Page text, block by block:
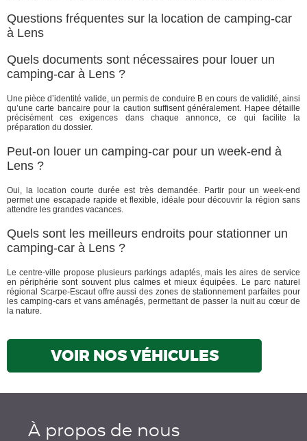
Questions fréquentes sur la location de camping-car
à Lens
Quels documents sont nécessaires pour louer un
camping-car à Lens ?
Une pièce d’identité valide, un permis de conduire B en cours de validité, ainsi
qu’une carte bancaire pour la caution suffisent généralement. Hapee détaille
précisément ces exigences dans chaque annonce, ce qui facilite la
préparation du dossier.
Peut-on louer un camping-car pour un week-end à
Lens ?
Oui, la location courte durée est très demandée. Partir pour un week-end
permet une escapade rapide et flexible, idéale pour découvrir la région sans
attendre les grandes vacances.
Quels sont les meilleurs endroits pour stationner un
camping-car à Lens ?
Le centre-ville propose plusieurs parkings adaptés, mais les aires de service
en périphérie sont souvent plus calmes et mieux équipées. Le parc naturel
régional Scarpe-Escaut offre aussi des zones de stationnement parfaites pour
les camping-cars et vans aménagés, permettant de passer la nuit au cœur de
la nature.
VOIR NOS VÉHICULES
À propos de nous